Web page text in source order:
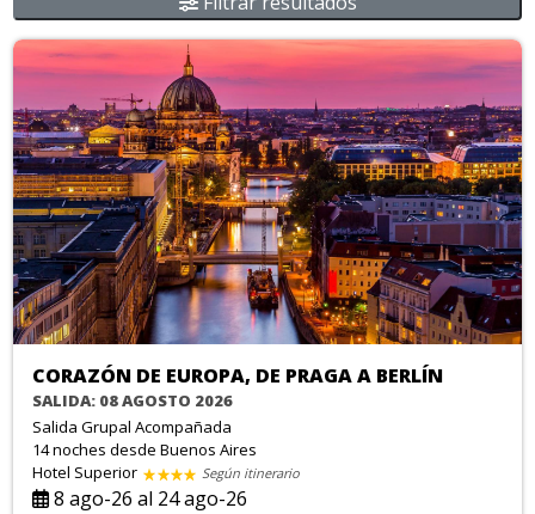
CORAZÓN DE EUROPA, DE PRAGA A BERLÍN
SALIDA: 08 AGOSTO 2026
Salida Grupal Acompañada
14 nochesdesde Buenos Aires
Hotel Superior
Según itinerario
8 ago-26 al 24 ago-26